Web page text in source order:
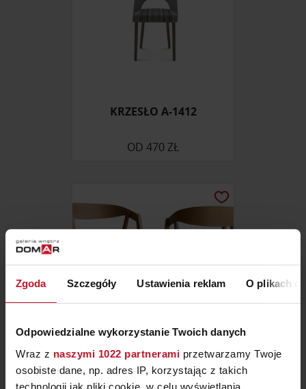
Zgoda Szczegóły Ustawienia reklam O plikach
Odpowiedzialne wykorzystanie Twoich danych
Wraz z naszymi 1022 partnerami przetwarzamy Twoje
osobiste dane, np. adres IP, korzystając z takich
technologii jak pliki cookie, w celu wyświetlania
KRZESŁO A-1412
OD 470 ZŁ
KRZESŁO 3A